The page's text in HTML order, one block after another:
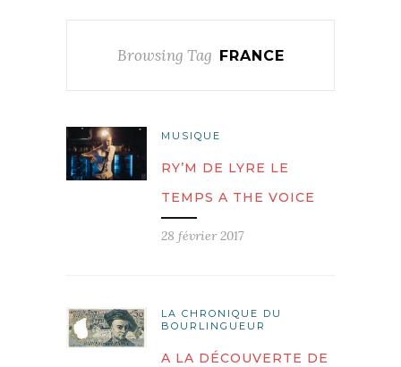
Browsing Tag FRANCE
MUSIQUE
RY’M DE LYRE LE
TEMPS A THE VOICE
28 février 2017
LA CHRONIQUE DU
BOURLINGUEUR
A LA DÉCOUVERTE DE